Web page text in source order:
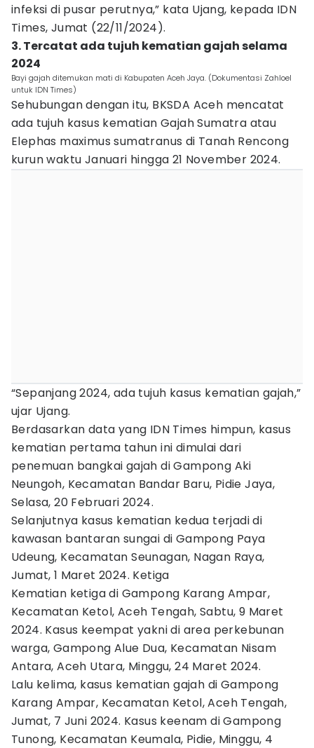
infeksi di pusar perutnya,” kata Ujang, kepada IDN
Times, Jumat (22/11/2024).
3. Tercatat ada tujuh kematian gajah selama
2024
Bayi gajah ditemukan mati di Kabupaten Aceh Jaya. (Dokumentasi Zahloel
untuk IDN Times)
Sehubungan dengan itu, BKSDA Aceh mencatat
ada tujuh kasus kematian Gajah Sumatra atau
Elephas maximus sumatranus di Tanah Rencong
kurun waktu Januari hingga 21 November 2024.
“Sepanjang 2024, ada tujuh kasus kematian gajah,”
ujar Ujang.
Berdasarkan data yang IDN Times himpun, kasus
kematian pertama tahun ini dimulai dari
penemuan bangkai gajah di Gampong Aki
Neungoh, Kecamatan Bandar Baru, Pidie Jaya,
Selasa, 20 Februari 2024.
Selanjutnya kasus kematian kedua terjadi di
kawasan bantaran sungai di Gampong Paya
Udeung, Kecamatan Seunagan, Nagan Raya,
Jumat, 1 Maret 2024. Ketiga
Kematian ketiga di Gampong Karang Ampar,
Kecamatan Ketol, Aceh Tengah, Sabtu, 9 Maret
2024. Kasus keempat yakni di area perkebunan
warga, Gampong Alue Dua, Kecamatan Nisam
Antara, Aceh Utara, Minggu, 24 Maret 2024.
Lalu kelima, kasus kematian gajah di Gampong
Karang Ampar, Kecamatan Ketol, Aceh Tengah,
Jumat, 7 Juni 2024. Kasus keenam di Gampong
Tunong, Kecamatan Keumala, Pidie, Minggu, 4